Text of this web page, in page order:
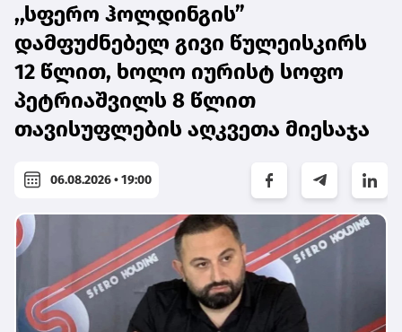
,,სფერო ჰოლდინგის”
დამფუძნებელ გივი წულეისკირს
12 წლით, ხოლო იურისტ სოფო
პეტრიაშვილს 8 წლით
თავისუფლების აღკვეთა მიესაჯა
06.08.2026 • 19:00